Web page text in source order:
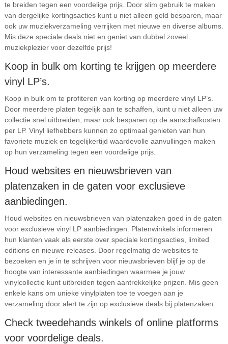
te breiden tegen een voordelige prijs. Door slim gebruik te maken
van dergelijke kortingsacties kunt u niet alleen geld besparen, maar
ook uw muziekverzameling verrijken met nieuwe en diverse albums.
Mis deze speciale deals niet en geniet van dubbel zoveel
muziekplezier voor dezelfde prijs!
Koop in bulk om korting te krijgen op meerdere
vinyl LP’s.
Koop in bulk om te profiteren van korting op meerdere vinyl LP’s.
Door meerdere platen tegelijk aan te schaffen, kunt u niet alleen uw
collectie snel uitbreiden, maar ook besparen op de aanschafkosten
per LP. Vinyl liefhebbers kunnen zo optimaal genieten van hun
favoriete muziek en tegelijkertijd waardevolle aanvullingen maken
op hun verzameling tegen een voordelige prijs.
Houd websites en nieuwsbrieven van
platenzaken in de gaten voor exclusieve
aanbiedingen.
Houd websites en nieuwsbrieven van platenzaken goed in de gaten
voor exclusieve vinyl LP aanbiedingen. Platenwinkels informeren
hun klanten vaak als eerste over speciale kortingsacties, limited
editions en nieuwe releases. Door regelmatig de websites te
bezoeken en je in te schrijven voor nieuwsbrieven blijf je op de
hoogte van interessante aanbiedingen waarmee je jouw
vinylcollectie kunt uitbreiden tegen aantrekkelijke prijzen. Mis geen
enkele kans om unieke vinylplaten toe te voegen aan je
verzameling door alert te zijn op exclusieve deals bij platenzaken.
Check tweedehands winkels of online platforms
voor voordelige deals.